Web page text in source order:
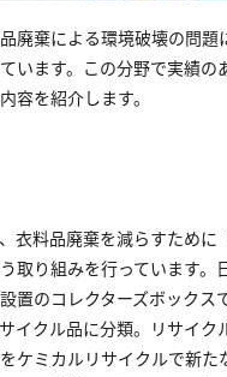
廃棄による環境破壊の問題
います。この分野で実績の
容を紹介します。
衣料品廃棄を減らすために
取り組みを行っています。
置のコレクターズボックス
イクル品に分類。リサイク
ケミカルリサイクルで新た